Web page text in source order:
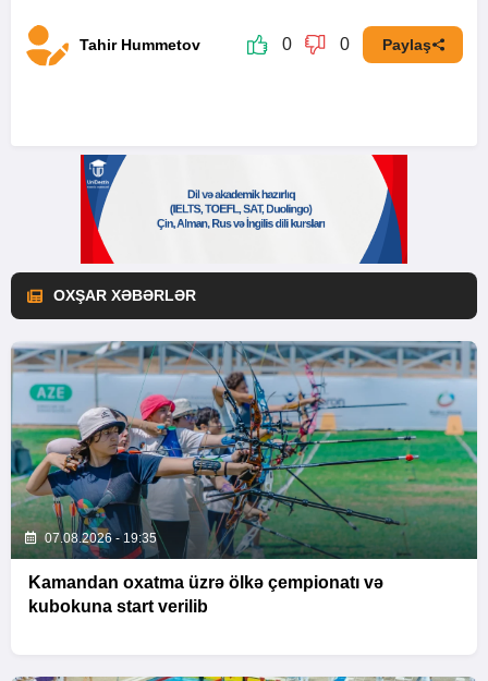
Tahir Hummetov 0 0 Paylaş
OXŞAR XƏBƏRLƏR
07.08.2026 - 19:35
Kamandan oxatma üzrə ölkə çempionatı və
kubokuna start verilib